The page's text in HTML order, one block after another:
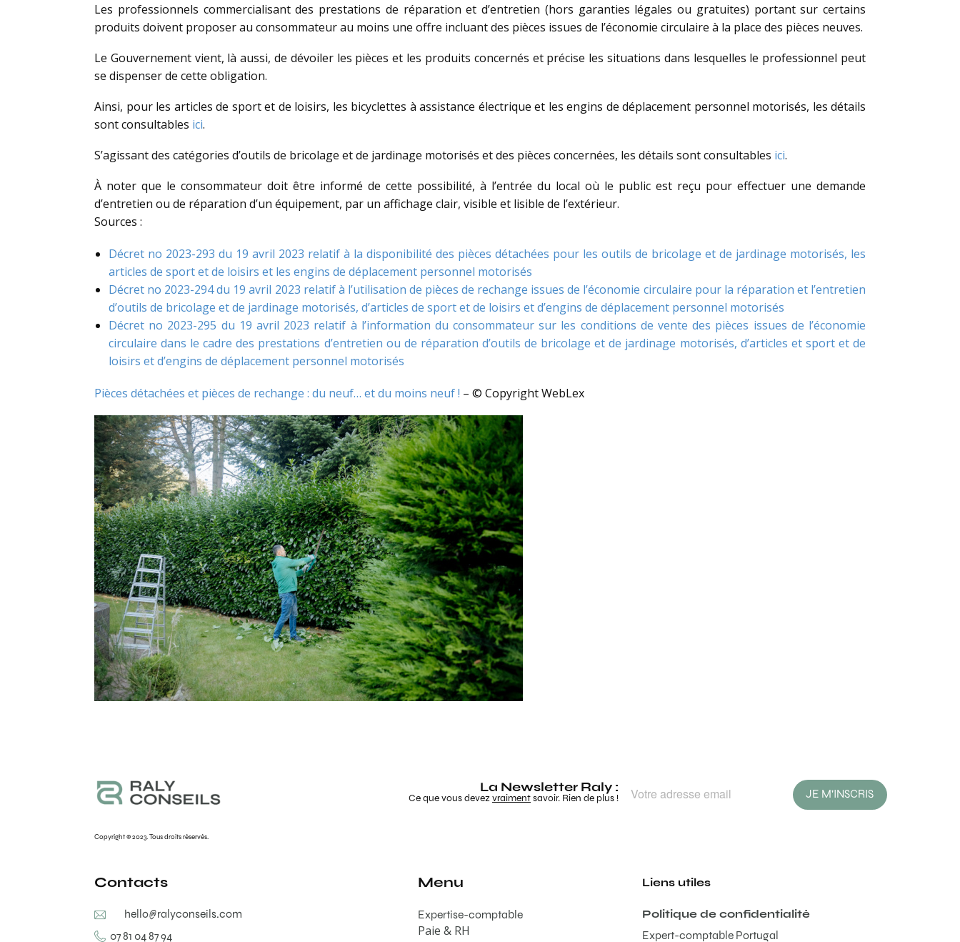
Les professionnels commercialisant des prestations de réparation et d’entretien (hors garanties légales ou gratuites) portant sur certains
produits doivent proposer au consommateur au moins une offre incluant des pièces issues de l’économie circulaire à la place des pièces neuves.
Le Gouvernement vient, là aussi, de dévoiler les pièces et les produits concernés et précise les situations dans lesquelles le professionnel peut
se dispenser de cette obligation.
Ainsi, pour les articles de sport et de loisirs, les bicyclettes à assistance électrique et les engins de déplacement personnel motorisés, les détails
sont consultables ici.
S’agissant des catégories d’outils de bricolage et de jardinage motorisés et des pièces concernées, les détails sont consultables ici.
À noter que le consommateur doit être informé de cette possibilité, à l’entrée du local où le public est reçu pour effectuer une demande
d’entretien ou de réparation d’un équipement, par un affichage clair, visible et lisible de l’extérieur.
Sources :
Décret no 2023-293 du 19 avril 2023 relatif à la disponibilité des pièces détachées pour les outils de bricolage et de jardinage motorisés, les
articles de sport et de loisirs et les engins de déplacement personnel motorisés
Décret no 2023-294 du 19 avril 2023 relatif à l’utilisation de pièces de rechange issues de l’économie circulaire pour la réparation et l’entretien
d’outils de bricolage et de jardinage motorisés, d’articles de sport et de loisirs et d’engins de déplacement personnel motorisés
Décret no 2023-295 du 19 avril 2023 relatif à l’information du consommateur sur les conditions de vente des pièces issues de l’économie
circulaire dans le cadre des prestations d’entretien ou de réparation d’outils de bricolage et de jardinage motorisés, d’articles et sport et de
loisirs et d’engins de déplacement personnel motorisés
Pièces détachées et pièces de rechange : du neuf… et du moins neuf ! – © Copyright WebLex
La Newsletter Raly :
Ce que vous devezvraimentsavoir. Rien de plus ! JE M'INSCRIS
Copyright © 2023. Tous droits réservés.
Contacts
hello@ralyconseils.com
07 81 04 87 94
Menu
Expertise-comptable
Paie & RH
Liens utiles
Politique de confidentialité
Expert-comptable Portugal